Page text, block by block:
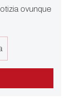
ovunque